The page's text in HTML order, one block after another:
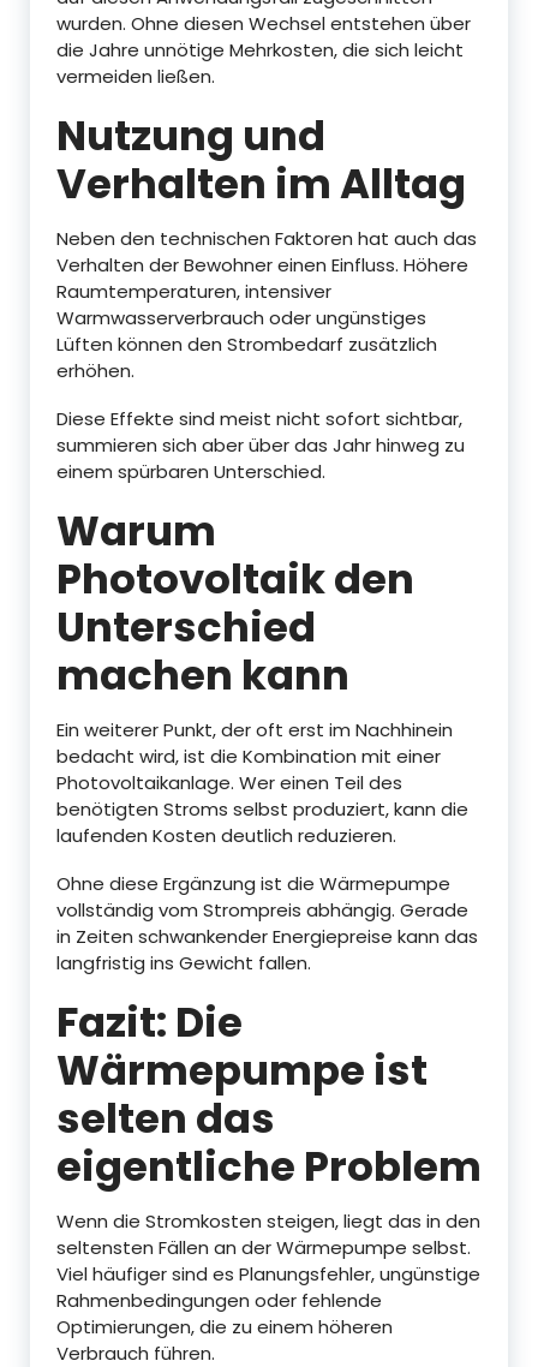
wurden. Ohne diesen Wechsel entstehen über
die Jahre unnötige Mehrkosten, die sich leicht
vermeiden ließen.
Nutzung und
Verhalten im Alltag
Neben den technischen Faktoren hat auch das
Verhalten der Bewohner einen Einfluss. Höhere
Raumtemperaturen, intensiver
Warmwasserverbrauch oder ungünstiges
Lüften können den Strombedarf zusätzlich
erhöhen.
Diese Effekte sind meist nicht sofort sichtbar,
summieren sich aber über das Jahr hinweg zu
einem spürbaren Unterschied.
Warum
Photovoltaik den
Unterschied
machen kann
Ein weiterer Punkt, der oft erst im Nachhinein
bedacht wird, ist die Kombination mit einer
Photovoltaikanlage. Wer einen Teil des
benötigten Stroms selbst produziert, kann die
laufenden Kosten deutlich reduzieren.
Ohne diese Ergänzung ist die Wärmepumpe
vollständig vom Strompreis abhängig. Gerade
in Zeiten schwankender Energiepreise kann das
langfristig ins Gewicht fallen.
Fazit: Die
Wärmepumpe ist
selten das
eigentliche Problem
Wenn die Stromkosten steigen, liegt das in den
seltensten Fällen an der Wärmepumpe selbst.
Viel häufiger sind es Planungsfehler, ungünstige
Rahmenbedingungen oder fehlende
Optimierungen, die zu einem höheren
Verbrauch führen.